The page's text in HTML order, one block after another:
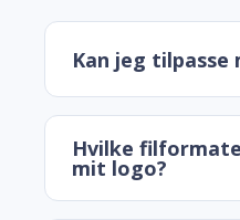
Kan jeg tilpasse
Hvilke
mit logo?